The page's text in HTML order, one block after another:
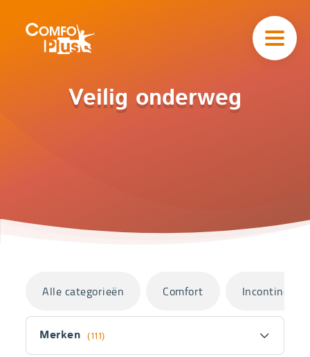
CatalogusVeilig onderweg
navigatieComfoPlus
Filter
Merken (111)
Alle categorieën Comfort Incontinentie